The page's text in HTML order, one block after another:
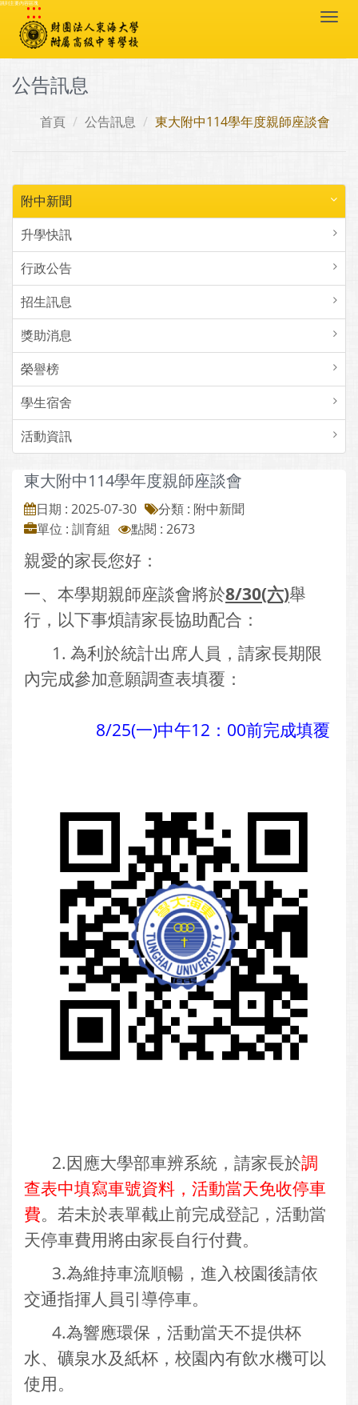
跳到主要內容區塊
:::
公告訊息
首頁 公告訊息 東大附中114學年度親師座談會
附中新聞
升學快訊
行政公告
招生訊息
獎助消息
榮譽榜
學生宿舍
活動資訊
東大附中114學年度親師座談會
日期 : 2025-07-30
分類 : 附中新聞
單位 : 訓育組
點閱 : 2673
親愛的家長您好：
一、本學期親師座談會將於8/30(六)舉
行，以下事煩請家長協助配合：
1. 為利於統計出席人員，請家長期限
內完成參加意願調查表填覆：
8/25(一)中午12：00前完成填覆
2.因應大學部車辨系統，請家長於調
查表中填寫車號資料，活動當天免收停車
費。若未於表單截止前完成登記，活動當
天停車費用將由家長自行付費。
3.為維持車流順暢，進入校園後請依
交通指揮人員引導停車。
4.為響應環保，活動當天不提供杯
水、礦泉水及紙杯，校園內有飲水機可以
使用。